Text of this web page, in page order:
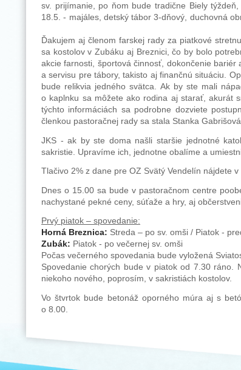
sv. prijímanie, po ňom bude tradične Biely
18.5. - majáles, detský tábor 3-dňový, duchovná
Ďakujem aj členom farskej rady za piatkové
sa kostolov v Zubáku aj Breznici, čo by bolo
akcie farnosti, športová činnosť, dokončenie
a servisu pre tábory, takisto aj finančnú situáciu.
bude relikvia jedného svätca. Ak by ste mali
o kaplnku sa môžete ako rodina aj starať, akurát
týchto informáciách sa podrobne dozviete
členkou pastoračnej rady sa stala Stanka Gabrišová.
JKS - ak by ste doma našli staršie jednotné
sakristie. Upravíme ich, jednotne obalíme a
Tlačivo 2% z dane pre OZ Svätý Vendelín nájdete
Dnes o 15.00 sa bude v pastoračnom centre
nachystané pekné ceny, súťaže a hry, aj
Prvý piatok – spovedanie:
Horná Breznica: Streda – po sv. omši / Piatok -
Zubák: Piatok - po večernej sv. omši
Počas večerného spovedania bude vyložená
Spovedanie chorých bude v piatok od 7.30 ráno.
niekoho nového, poprosím, v sakristiách kostolov.
Vo štvrtok bude betonáž oporného múra aj s
o 8.00.